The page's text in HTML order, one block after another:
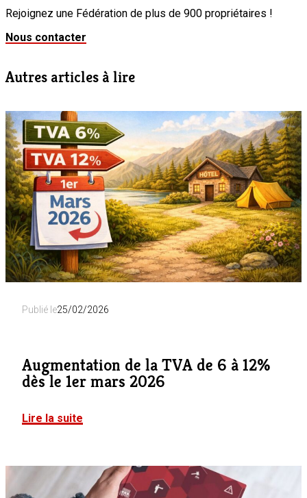
Rejoignez une Fédération de plus de 900 propriétaires !
Nous contacter
Autres articles à lire
Publié le25/02/2026
Augmentation de la TVA de 6 à 12%
dès le 1er mars 2026
Lire la suite